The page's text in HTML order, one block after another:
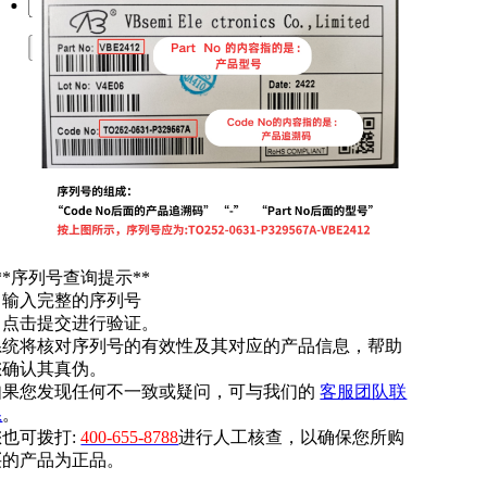
提交
序列号查询提示**
输入完整的序列号
点击提交进行验证。
将核对序列号的有效性及其对应的产品信息，帮助
认其真伪。
您发现任何不一致或疑问，可与我们的客服团队联
。
也可拨打:400-655-8788进行人工核查，以确保您所购
产品为正品。